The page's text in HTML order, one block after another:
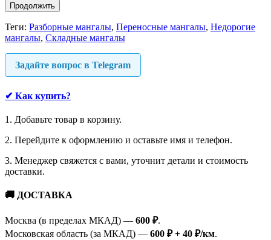
Продолжить
Теги: Разборные мангалы, Переносные мангалы, Недорогие
мангалы, Складные мангалы
Задайте вопрос в Telegram
✔ Как купить?
1. Добавьте товар в корзину.
2. Перейдите к оформлению и оставьте имя и телефон.
3. Менеджер свяжется с вами, уточнит детали и стоимость
доставки.
🚚 ДОСТАВКА
Москва (в пределах МКАД) — 600 ₽.
Московская область (за МКАД) — 600 ₽ + 40 ₽/км.